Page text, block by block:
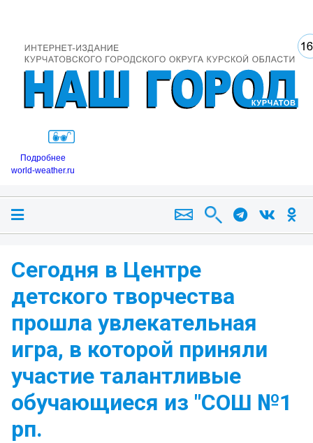
Подробнее
world-weather.ru
Сегодня в Центре
детского творчества
прошла увлекательная
игра, в которой приняли
участие талантливые
обучающиеся из "СОШ №1
рп.